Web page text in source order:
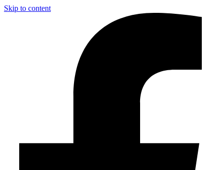
Skip to content